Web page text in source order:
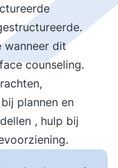
wanneer dit
counseling.
plannen en
, hulp bij